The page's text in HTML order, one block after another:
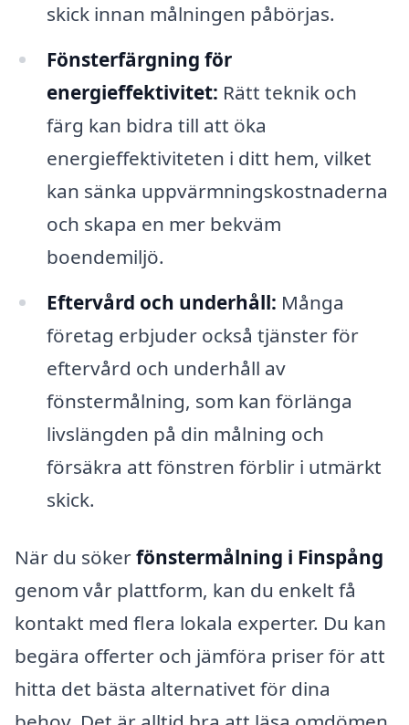
skick innan målningen påbörjas.
Fönsterfärgning för
energieffektivitet: Rätt teknik och
färg kan bidra till att öka
energieffektiviteten i ditt hem, vilket
kan sänka uppvärmningskostnaderna
och skapa en mer bekväm
boendemiljö.
Eftervård och underhåll: Många
företag erbjuder också tjänster för
eftervård och underhåll av
fönstermålning, som kan förlänga
livslängden på din målning och
försäkra att fönstren förblir i utmärkt
skick.
När du sökerfönstermålning i Finspång
genom vår plattform, kan du enkelt få
kontakt med flera lokala experter. Du kan
begära offerter och jämföra priser för att
hitta det bästa alternativet för dina